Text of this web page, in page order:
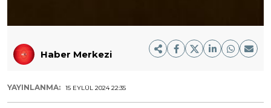
Haber Merkezi
YAYINLANMA: 15 EYLÜL 2024 22:35